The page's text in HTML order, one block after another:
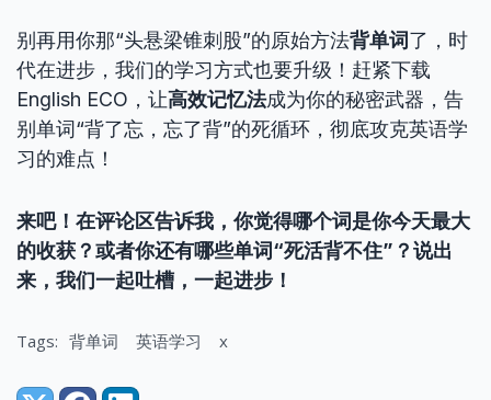
别再用你那“头悬梁锥刺股”的原始方法背单词了，时
代在进步，我们的学习方式也要升级！赶紧下载
English ECO，让高效记忆法成为你的秘密武器，告
别单词“背了忘，忘了背”的死循环，彻底攻克英语学
习的难点！
来吧！在评论区告诉我，你觉得哪个词是你今天最大
的收获？或者你还有哪些单词“死活背不住”？说出
来，我们一起吐槽，一起进步！
Tags: 背单词 英语学习 x